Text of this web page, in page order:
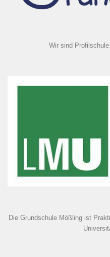
Wir sind
Die Grundschule Mößling ist